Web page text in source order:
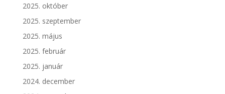
2025. október
2025. szeptember
2025. május
2025. február
2025. január
2024. december